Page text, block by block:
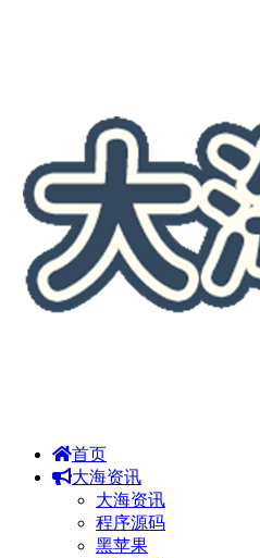
首页
大海资讯
大海资讯
程序源码
黑苹果